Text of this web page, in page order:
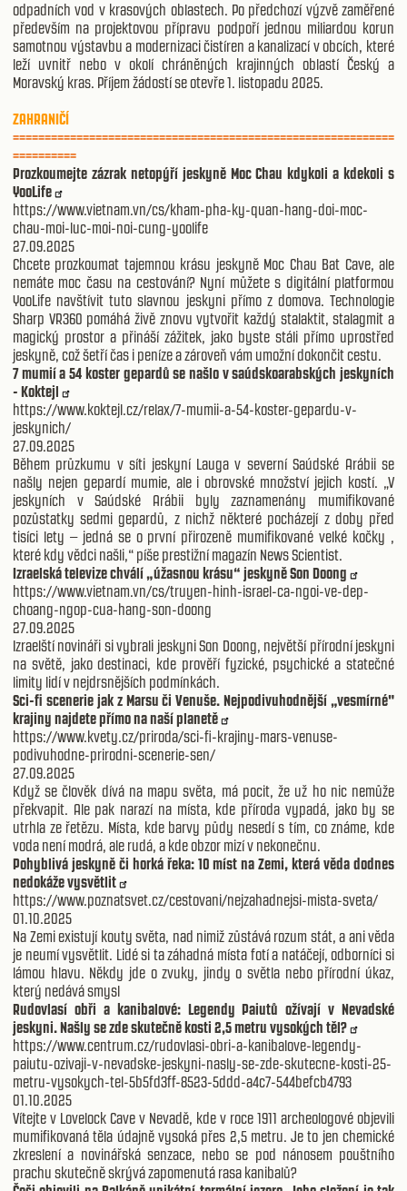
odpadních vod v krasových oblastech. Po předchozí výzvě zaměřené
především na projektovou přípravu podpoří jednou miliardou korun
samotnou výstavbu a modernizaci čistíren a kanalizací v obcích, které
leží uvnitř nebo v okolí chráněných krajinných oblastí Český a
Moravský kras. Příjem žádostí se otevře 1. listopadu 2025.
ZAHRANIČÍ
============================================================
==========
Prozkoumejte zázrak netopýří jeskyně Moc Chau kdykoli a kdekoli s
YooLife
https://www.vietnam.vn/cs/kham-pha-ky-quan-hang-doi-moc-
chau-moi-luc-moi-noi-cung-yoolife
27.09.2025
Chcete prozkoumat tajemnou krásu jeskyně Moc Chau Bat Cave, ale
nemáte moc času na cestování? Nyní můžete s digitální platformou
YooLife navštívit tuto slavnou jeskyni přímo z domova. Technologie
Sharp VR360 pomáhá živě znovu vytvořit každý stalaktit, stalagmit a
magický prostor a přináší zážitek, jako byste stáli přímo uprostřed
jeskyně, což šetří čas i peníze a zároveň vám umožní dokončit cestu.
7 mumií a 54 koster gepardů se našlo v saúdskoarabských jeskyních
- Koktejl
https://www.koktejl.cz/relax/7-mumii-a-54-koster-gepardu-v-
jeskynich/
27.09.2025
Během průzkumu v síti jeskyní Lauga v severní Saúdské Arábii se
našly nejen gepardí mumie, ale i obrovské množství jejich kostí. „V
jeskyních v Saúdské Arábii byly zaznamenány mumifikované
pozůstatky sedmi gepardů, z nichž některé pocházejí z doby před
tisíci lety – jedná se o první přirozeně mumifikované velké kočky ,
které kdy vědci našli,“ píše prestižní magazín News Scientist.
Izraelská televize chválí „úžasnou krásu“ jeskyně Son Doong
https://www.vietnam.vn/cs/truyen-hinh-israel-ca-ngoi-ve-dep-
choang-ngop-cua-hang-son-doong
27.09.2025
Izraelští novináři si vybrali jeskyni Son Doong, největší přírodní jeskyni
na světě, jako destinaci, kde prověří fyzické, psychické a statečné
limity lidí v nejdrsnějších podmínkách.
Sci-fi scenerie jak z Marsu či Venuše. Nejpodivuhodnější „vesmírné"
krajiny najdete přímo na naší planetě
https://www.kvety.cz/priroda/sci-fi-krajiny-mars-venuse-
podivuhodne-prirodni-scenerie-sen/
27.09.2025
Když se člověk dívá na mapu světa, má pocit, že už ho nic nemůže
překvapit. Ale pak narazí na místa, kde příroda vypadá, jako by se
utrhla ze řetězu. Místa, kde barvy půdy nesedí s tím, co známe, kde
voda není modrá, ale rudá, a kde obzor mizí v nekonečnu.
Pohyblivá jeskyně či horká řeka: 10 míst na Zemi, která věda dodnes
nedokáže vysvětlit
https://www.poznatsvet.cz/cestovani/nejzahadnejsi-mista-sveta/
01.10.2025
Na Zemi existují kouty světa, nad nimiž zůstává rozum stát, a ani věda
je neumí vysvětlit. Lidé si ta záhadná místa fotí a natáčejí, odborníci si
lámou hlavu. Někdy jde o zvuky, jindy o světla nebo přírodní úkaz,
který nedává smysl
Rudovlasí obři a kanibalové: Legendy Paiutů ožívají v Nevadské
jeskyni. Našly se zde skutečně kosti 2,5 metru vysokých těl?
https://www.centrum.cz/rudovlasi-obri-a-kanibalove-legendy-
paiutu-ozivaji-v-nevadske-jeskyni-nasly-se-zde-skutecne-kosti-25-
metru-vysokych-tel-5b5fd3ff-8523-5ddd-a4c7-544befcb4793
01.10.2025
Vítejte v Lovelock Cave v Nevadě, kde v roce 1911 archeologové objevili
mumifikovaná těla údajně vysoká přes 2,5 metru. Je to jen chemické
zkreslení a novinářská senzace, nebo se pod nánosem pouštního
prachu skutečně skrývá zapomenutá rasa kanibalů?